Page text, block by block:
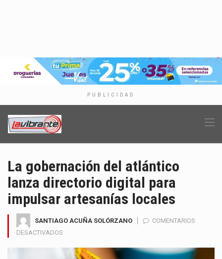
PUBLICIDAD
La gobernación del atlántico
lanza directorio digital para
impulsar artesanías locales
SANTIAGO ACUÑA SOLÓRZANO
COMENTARIOS
DESACTIVADOS
GOBERNACIÓN